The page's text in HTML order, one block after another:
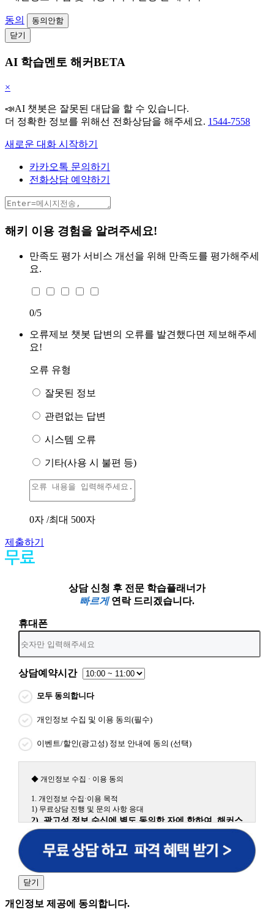
동의
동의안함
닫기
AI 학습멘토 해커BETA
×
📣AI 챗봇은 잘못된 대답을 할 수 있습니다.
더 정확한 정보를 위해선 전화상담을 해주세요. 1544-7558
새로운 대화 시작하기
카카오톡 문의하기
전화상담 예약하기
해키 이용 경험을 알려주세요!
만족도 평가 서비스 개선을 위해 만족도를 평가해주세
요.
0/5
오류제보 챗봇 답변의 오류를 발견했다면 제보해주세
요!
오류 유형
잘못된 정보
관련없는 답변
시스템 오류
기타(사용 시 불편 등)
0자 /최대 500자
제출하기
상담 신청 후 전문 학습플래너가
빠르게연락 드리겠습니다.
휴대폰
상담예약시간
모두 동의합니다
개인정보 수집 및 이용 동의(필수)
이벤트/할인(광고성) 정보 안내에 동의 (선택)
◆ 개인정보 수집 · 이용 동의
1. 개인정보 수집·이용 목적
1) 무료상담 진행 및 문의 사항 응대
2) 광고성 정보 수신에 별도 동의한 자에 한하여 해커스
원격평생교육원을 비롯한 해커스 교육그룹의 새로운 서
비스 신상품이나 이벤트, 최신 정보 안내 등 신청자의 취
향에 맞는 최적의 서비스를 제공하기 위함.
어, 해커스일본어, 해커스잡, 해커스금융, 해커스임용, 해커스공무
원, 해커스경찰, 해커스소방, 해커스공인중개사, 해커스주택관리
사, 해커스편입 등)
닫기
개인정보 제공에 동의합니다.